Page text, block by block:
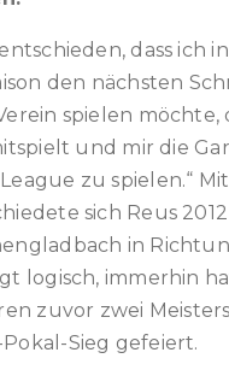
dass ich
den nächsten
spielen möchte,
und mir die
zu spielen.“
sich Reus
in
logisch, immerhin
zuvor zwei
Sieg gefeiert.